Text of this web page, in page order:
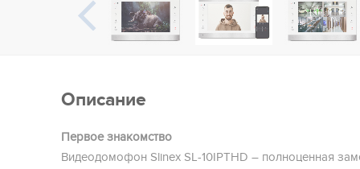
Описание
Первое знакомство
Видеодомофон Slinex SL-10IPTHD – полноценная